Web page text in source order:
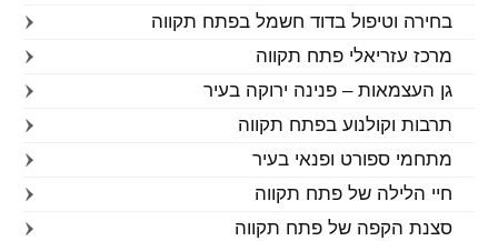
בחירה וטיפול בדוד חשמל בפתח תקווה
מרכז עזריאלי פתח תקווה
גן העצמאות – פנינה ירוקה בעיר
תרבות וקולנוע בפתח תקווה
מתחמי ספורט ופנאי בעיר
חיי הלילה של פתח תקווה
סצנת הקפה של פתח תקווה